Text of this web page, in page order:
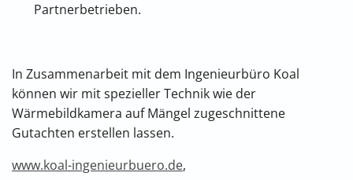
Partnerbetrieben.
In Zusammenarbeit mit dem Ingenieurbüro Koal
können wir mit spezieller Technik wie der
Wärmebildkamera auf Mängel zugeschnittene
Gutachten erstellen lassen.
www.koal-ingenieurbuero.de,